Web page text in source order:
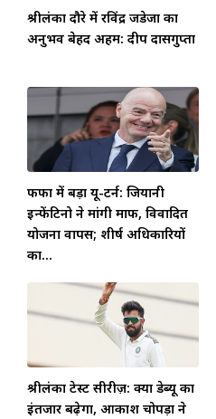
श्रीलंका दौरे में रविंद्र जडेजा का
अनुभव बेहद अहम: दीप दासगुप्ता
फीफा में बड़ा यू-टर्न: जियानी
इन्फेंटिनो ने मांगी माफी, विवादित
योजना वापस; शीर्ष अधिकारियों
का...
श्रीलंका टेस्ट सीरीज़: क्या डेब्यू का
इंतजार बढ़ेगा, आकाश चोपड़ा ने